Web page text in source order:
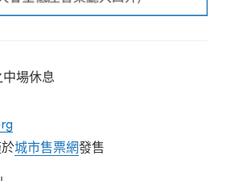
場休息
城市售票網發售